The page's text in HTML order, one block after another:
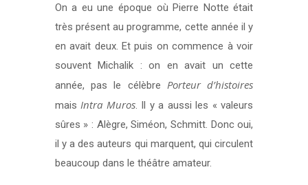
On a eu une époque où Pierre Notte était
très présent au programme, cette année il y
en avait deux. Et puis on commence à voir
souvent Michalik : on en avait un cette
année, pas le célèbre Porteur d’histoires
maisIntra Muros. Il y a aussi les « valeurs
sûres » : Alègre, Siméon, Schmitt. Donc oui,
il y a des auteurs qui marquent, qui circulent
beaucoup dans le théâtre amateur.